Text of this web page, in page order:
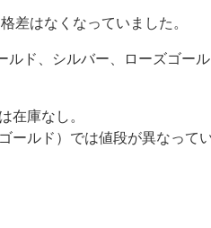
差はなくなっていました。
ド、シルバー、ローズゴー
在庫なし。
ールド）では値段が異なって